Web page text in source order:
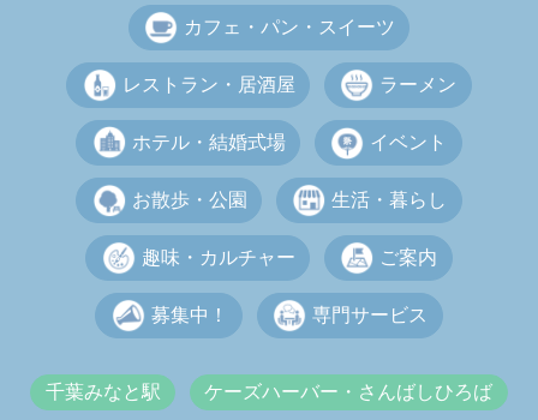
カフェ・パン・スイーツ
レストラン・居酒屋 ラーメン
ホテル・結婚式場 イベント
お散歩・公園 生活・暮らし
趣味・カルチャー ご案内
募集中！ 専門サービス
千葉みなと駅 ケーズハーバー・さんばしひろば